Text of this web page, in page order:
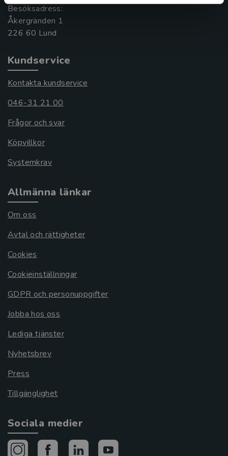
Besöksadress:
Åkergränden 1
Kundservice
Kontakta kundservice
046-31 21 00
Frågor och svar
Köpvillkor
Systemkrav
Allmänna länkar
Om oss
Avtal och rättigheter
Cookies
Cookieinställningar
GDPR och personuppgifter
Jobba hos oss
Lediga tjänster
Nyhetsbrev
Press
Tillgänglighet
Sociala medier